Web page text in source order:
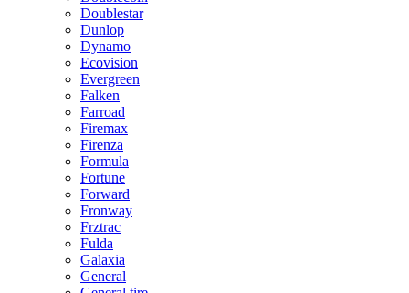
Doublestar
Dunlop
Dynamo
Ecovision
Evergreen
Falken
Farroad
Firemax
Firenza
Formula
Fortune
Forward
Fronway
Frztrac
Fulda
Galaxia
General